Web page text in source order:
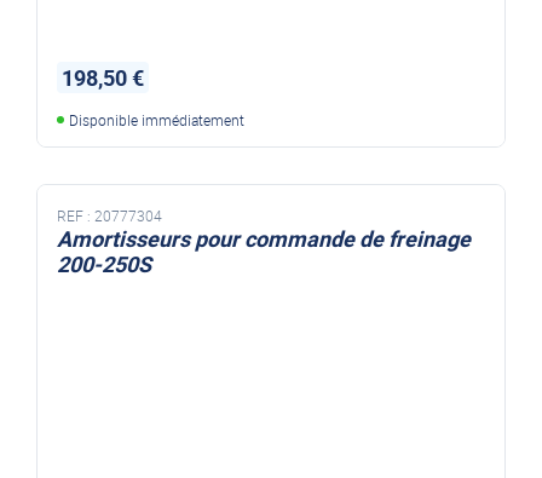
198,50 €
Disponible immédiatement
REF : 20777304
Amortisseurs pour commande de freinage
200-250S